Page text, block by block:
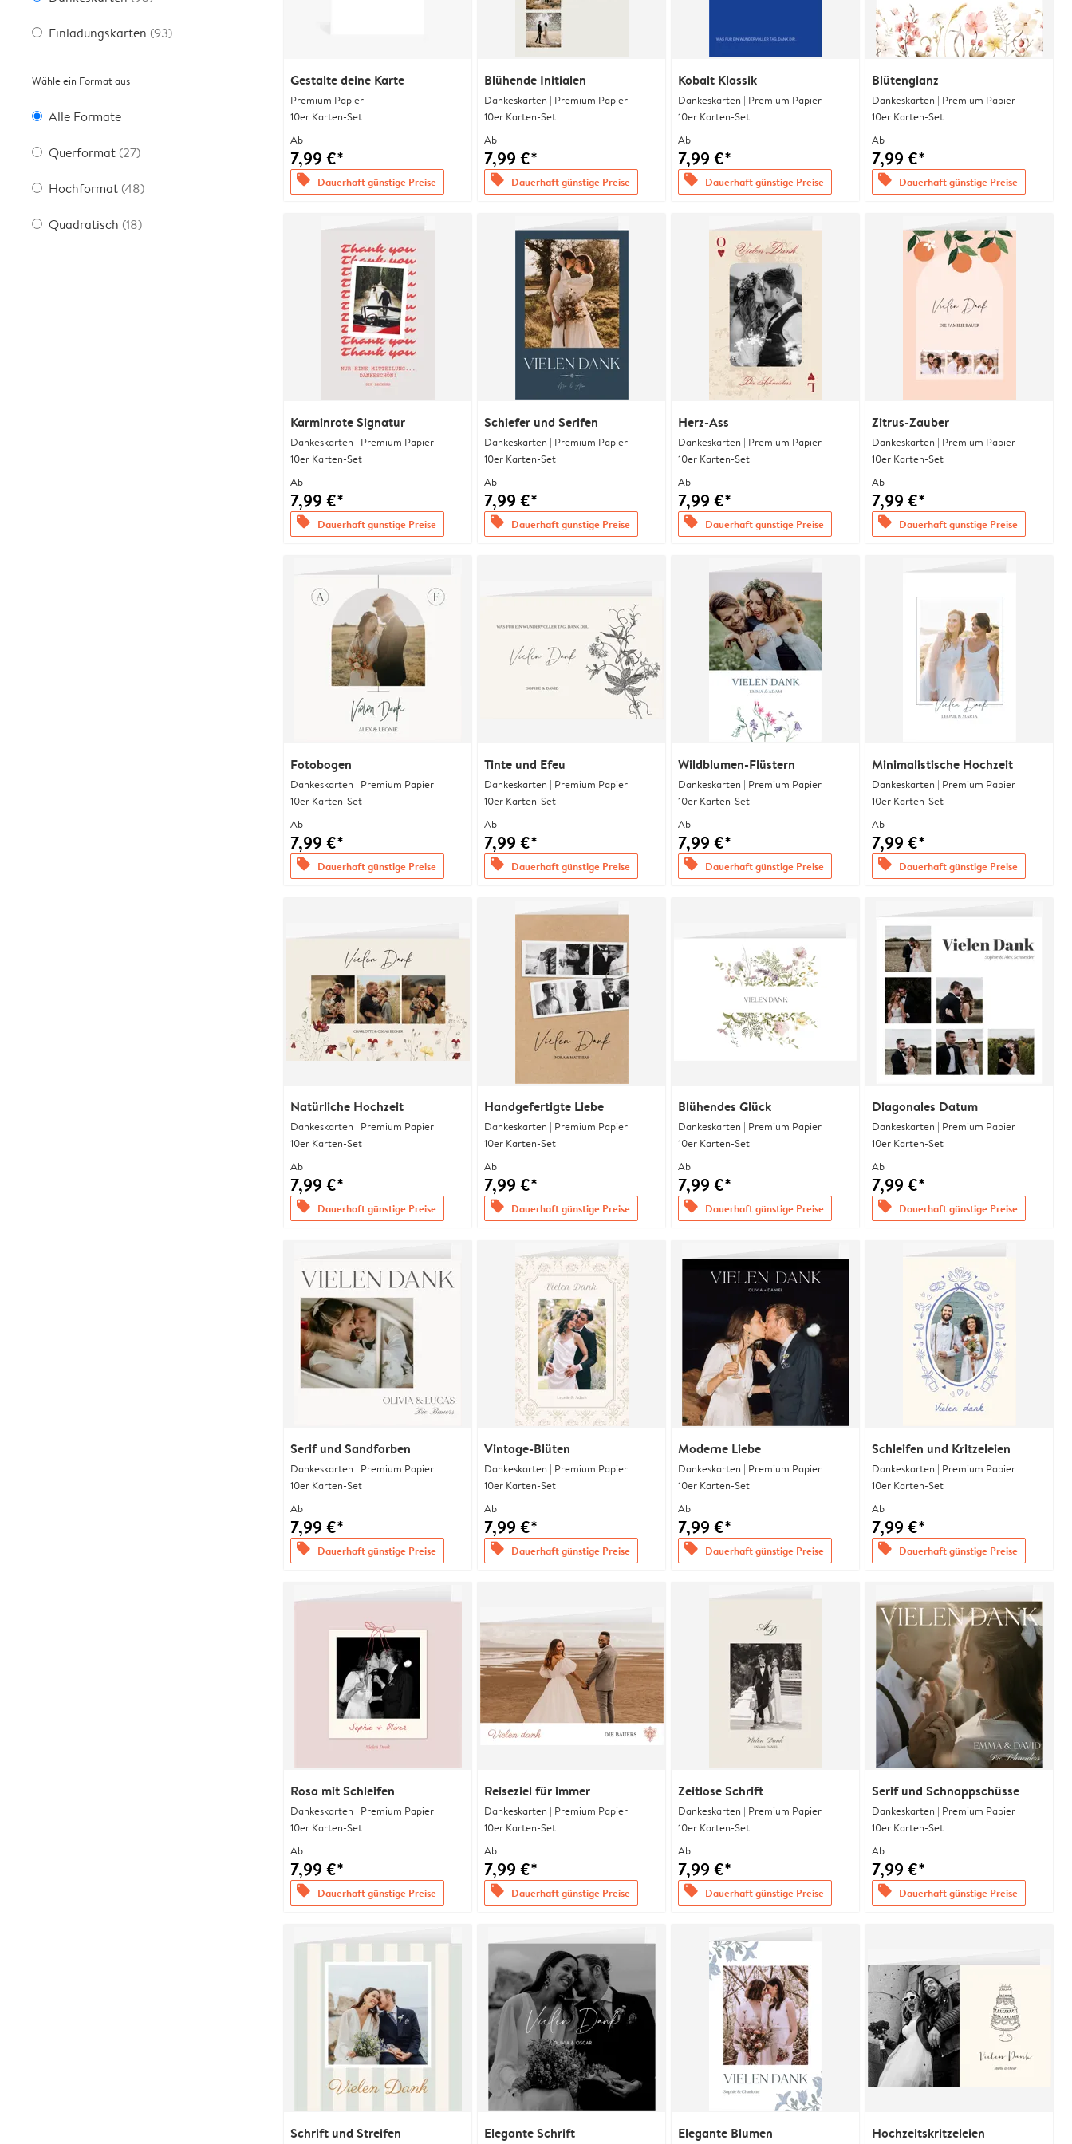
Einladungskarten (93)
Wähle ein Format aus
Alle Formate
Querformat (27)
Hochformat (48)
Quadratisch (18)
Gestalte deine Karte
Premium Papier
10er Karten-Set
Ab
7,99 €*
offers Dauerhaft günstige Preise
Blühende Initialen
Dankeskarten | Premium Papier
10er Karten-Set
Ab
7,99 €*
offers Dauerhaft günstige Preise
Kobalt Klassik
Dankeskarten | Premium Papier
10er Karten-Set
Ab
7,99 €*
offers Dauerhaft günstige Preise
Blütenglanz
Dankeskarten | Premium Papier
10er Karten-Set
Ab
7,99 €*
offers Dauerhaft günstige Preise
Karminrote Signatur
Dankeskarten | Premium Papier
10er Karten-Set
Ab
7,99 €*
offers Dauerhaft günstige Preise
Schiefer und Serifen
Dankeskarten | Premium Papier
10er Karten-Set
Ab
7,99 €*
offers Dauerhaft günstige Preise
Herz-Ass
Dankeskarten | Premium Papier
10er Karten-Set
Ab
7,99 €*
offers Dauerhaft günstige Preise
Zitrus-Zauber
Dankeskarten | Premium Papier
10er Karten-Set
Ab
7,99 €*
offers Dauerhaft günstige Preise
Fotobogen
Dankeskarten | Premium Papier
10er Karten-Set
Ab
7,99 €*
offers Dauerhaft günstige Preise
Tinte und Efeu
Dankeskarten | Premium Papier
10er Karten-Set
Ab
7,99 €*
offers Dauerhaft günstige Preise
Wildblumen-Flüstern
Dankeskarten | Premium Papier
10er Karten-Set
Ab
7,99 €*
offers Dauerhaft günstige Preise
Minimalistische Hochzeit
Dankeskarten | Premium Papier
10er Karten-Set
Ab
7,99 €*
offers Dauerhaft günstige Preise
Natürliche Hochzeit
Dankeskarten | Premium Papier
10er Karten-Set
Ab
7,99 €*
offers Dauerhaft günstige Preise
Handgefertigte Liebe
Dankeskarten | Premium Papier
10er Karten-Set
Ab
7,99 €*
offers Dauerhaft günstige Preise
Blühendes Glück
Dankeskarten | Premium Papier
10er Karten-Set
Ab
7,99 €*
offers Dauerhaft günstige Preise
Diagonales Datum
Dankeskarten | Premium Papier
10er Karten-Set
Ab
7,99 €*
offers Dauerhaft günstige Preise
Serif und Sandfarben
Dankeskarten | Premium Papier
10er Karten-Set
Ab
7,99 €*
offers Dauerhaft günstige Preise
Vintage-Blüten
Dankeskarten | Premium Papier
10er Karten-Set
Ab
7,99 €*
offers Dauerhaft günstige Preise
Moderne Liebe
Dankeskarten | Premium Papier
10er Karten-Set
Ab
7,99 €*
offers Dauerhaft günstige Preise
Schleifen und Kritzeleien
Dankeskarten | Premium Papier
10er Karten-Set
Ab
7,99 €*
offers Dauerhaft günstige Preise
Rosa mit Schleifen
Dankeskarten | Premium Papier
10er Karten-Set
Ab
7,99 €*
offers Dauerhaft günstige Preise
Reiseziel für immer
Dankeskarten | Premium Papier
10er Karten-Set
Ab
7,99 €*
offers Dauerhaft günstige Preise
Zeitlose Schrift
Dankeskarten | Premium Papier
10er Karten-Set
Ab
7,99 €*
offers Dauerhaft günstige Preise
Serif und Schnappschüsse
Dankeskarten | Premium Papier
10er Karten-Set
Ab
7,99 €*
offers Dauerhaft günstige Preise
Schrift und Streifen Elegante Schrift Elegante Blumen Hochzeitskritzeleien